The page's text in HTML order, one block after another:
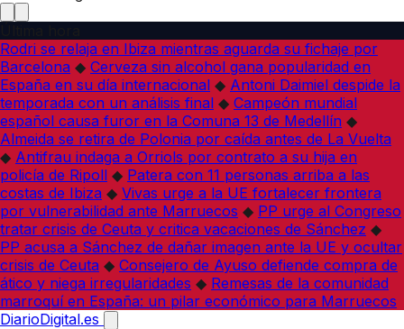
Rodri se relaja en Ibiza mientras aguarda su fichaje por
Barcelona ◆ Cerveza sin alcohol gana popularidad en
España en su día internacional ◆ Antoni Daimiel despide la
temporada con un análisis final ◆ Campeón mundial
español causa furor en la Comuna 13 de Medellín ◆
Almeida se retira de Polonia por caída antes de La Vuelta
◆ Antifrau indaga a Orriols por contrato a su hija en
policía de Ripoll ◆ Patera con 11 personas arriba a las
costas de Ibiza ◆ Vivas urge a la UE fortalecer frontera
por vulnerabilidad ante Marruecos ◆ PP urge al Congreso
tratar crisis de Ceuta y critica vacaciones de Sánchez ◆
PP acusa a Sánchez de dañar imagen ante la UE y ocultar
crisis de Ceuta ◆ Consejero de Ayuso defiende compra de
ático y niega irregularidades ◆ Remesas de la comunidad
marroquí en España: un pilar económico para Marruecos
DiarioDigital.es